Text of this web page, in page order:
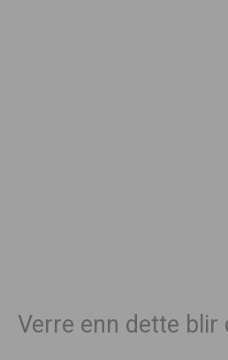
Verre enn dette blir